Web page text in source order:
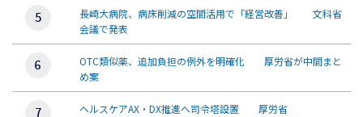
長崎大病院、病床削減の空間活用で「経営改善」 文科省
会議で発表
OTC類似薬、追加負担の例外を明確化 厚労省が中間まと
め案
ヘルスケアAX・DX推進へ司令塔設置 厚労省